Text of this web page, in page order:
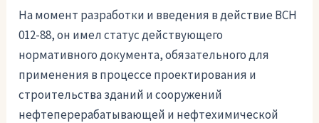
На момент разработки и введения в действие ВСН
012-88, он имел статус действующего
нормативного документа, обязательного для
применения в процессе проектирования и
строительства зданий и сооружений
нефтеперерабатывающей и нефтехимической